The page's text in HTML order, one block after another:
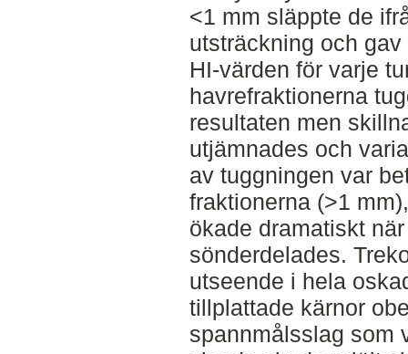
<1 mm släppte de
utsträckning och
HI-värden för varje
havrefraktionerna
resultaten men
utjämnades och
av tuggningen var
fraktionerna (>1
ökade dramatiskt
sönderdelades.
utseende i hela
tillplattade kärnor
spannmålsslag som